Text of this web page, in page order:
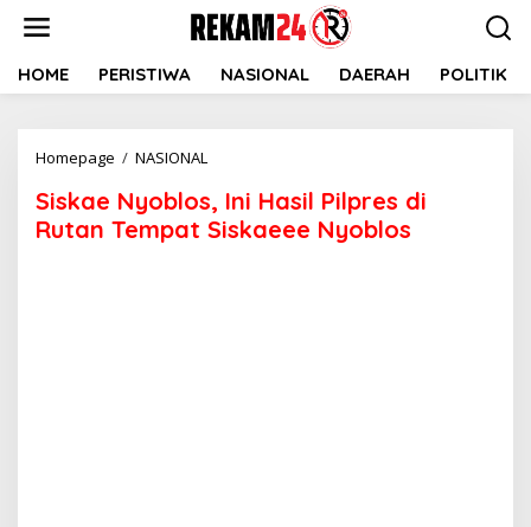
HOME PERISTIWA NASIONAL DAERAH POLITIK
Homepage / NASIONAL
Ini
Hasil
Siskae Nyoblos, Ini Hasil Pilpres di
Rutan Tempat Siskaeee Nyoblos